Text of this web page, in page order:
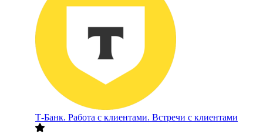
Т-Банк. Работа с клиентами. Встречи с клиентами